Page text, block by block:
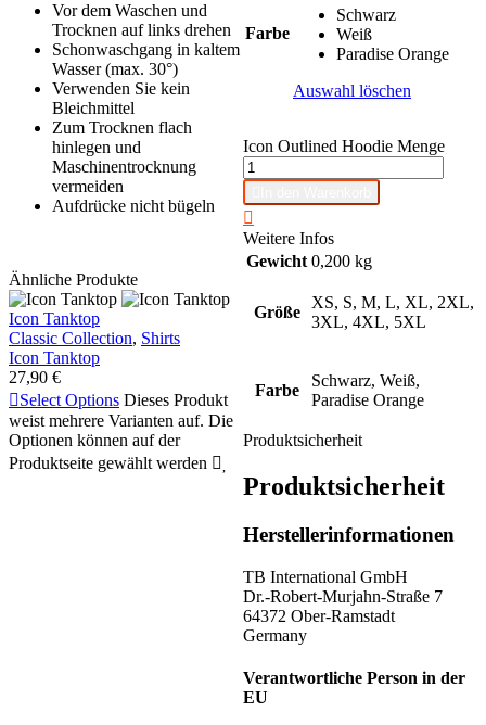
Farbe
Schwarz
Weiß
Paradise Orange
Auswahl löschen
Icon Outlined Hoodie Menge

Weitere Infos
Gewicht 0,200 kg
Größe
XS, S, M, L, XL, 2XL,
3XL, 4XL, 5XL
Farbe
Schwarz, Weiß,
Paradise Orange
Produktsicherheit
Produktsicherheit
Herstellerinformationen
TB International GmbH
Dr.-Robert-Murjahn-Straße 7
64372 Ober-Ramstadt
Germany
Verantwortliche Person in der
EU
Vor dem Waschen und
Trocknen auf links drehen
Schonwaschgang in kaltem
Wasser (max. 30°)
Verwenden Sie kein
Bleichmittel
Zum Trocknen flach
hinlegen und
Maschinentrocknung
vermeiden
Aufdrücke nicht bügeln
Ähnliche Produkte
Icon Tanktop
Classic Collection, Shirts
Icon Tanktop
27,90 €
Select Options Dieses Produkt
weist mehrere Varianten auf. Die
Optionen können auf der
Produktseite gewählt werden 